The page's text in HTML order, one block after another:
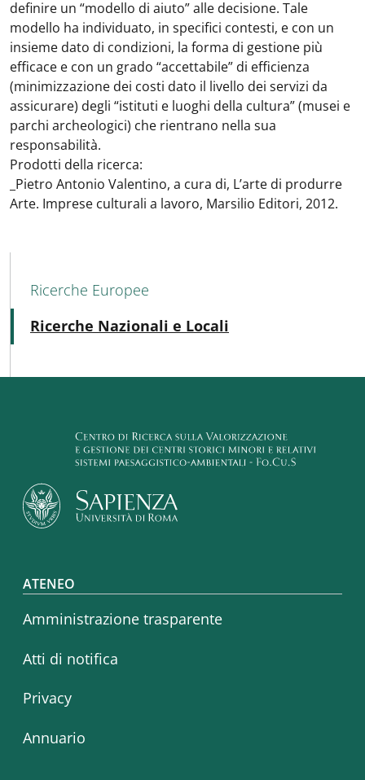
definire un “modello di aiuto” alle decisione. Tale
modello ha individuato, in specifici contesti, e con un
insieme dato di condizioni, la forma di gestione più
efficace e con un grado “accettabile” di efficienza
(minimizzazione dei costi dato il livello dei servizi da
assicurare) degli “istituti e luoghi della cultura” (musei e
parchi archeologici) che rientrano nella sua
responsabilità.
Prodotti della ricerca:
_Pietro Antonio Valentino, a cura di, L’arte di produrre
Arte. Imprese culturali a lavoro, Marsilio Editori, 2012.
MAIN NAVIGATION
Ricerche Europee
Ricerche Nazionali e Locali
Footer menu
ATENEO
Amministrazione trasparente
Atti di notifica
Privacy
Annuario